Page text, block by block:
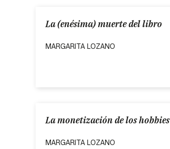
La (enésima) muerte del libro
MARGARITA LOZANO
La monetización de los hobbies
MARGARITA LOZANO